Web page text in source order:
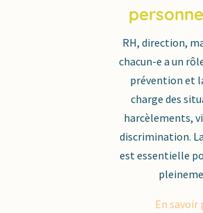
RH, direction,
chacun-e a un
prévention et
charge des
harcèlements,
discrimination.
est essentielle
En savoir